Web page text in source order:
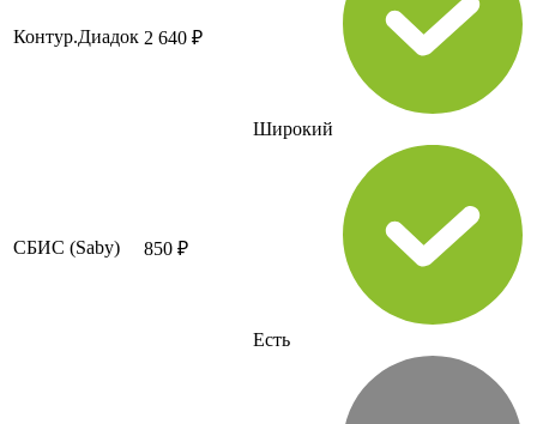
Контур.Диадок 2 640 ₽
Широкий
СБИС (Saby) 850 ₽
Есть